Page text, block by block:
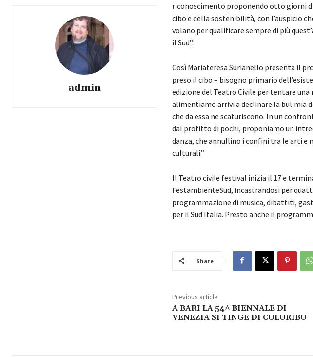
admin
riconoscimento proponendo otto giorni
cibo e della sostenibilità, con l’auspicio
volano per qualificare sempre di più
il Sud”.
Così Mariateresa Surianello presenta il
preso il cibo – bisogno primario
edizione del Teatro Civile per tentare
alimentiamo arrivi a declinare la bulimia
che da essa ne scaturiscono. In un
dal profitto di pochi, proponiamo un
danza, che annullino i confini tra le arti
culturali.”
Il Teatro civile festival inizia il 17 e
FestambienteSud, incastrandosi per
programmazione di musica, dibattiti,
per il Sud Italia. Presto anche il
Share
Previous article
A BARI LA 54^ BIENNALE DI
VENEZIA SI TINGE DI COLORIBO